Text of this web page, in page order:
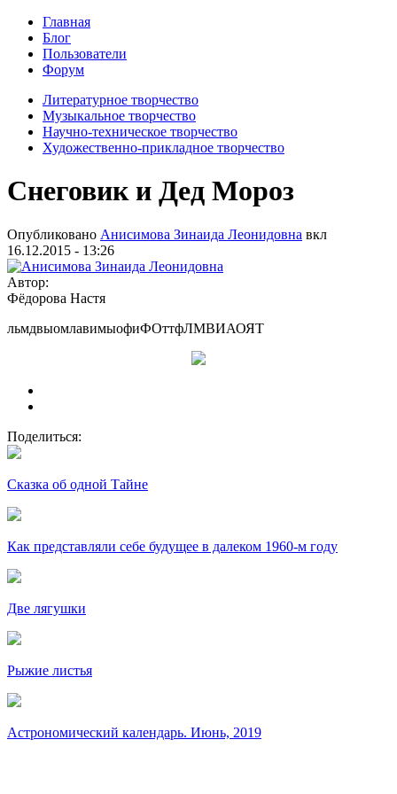
Главная
Блог
Пользователи
Форум
Литературное творчество
Музыкальное творчество
Научно-техническое творчество
Художественно-прикладное творчество
Снеговик и Дед Мороз
Опубликовано Анисимова Зинаида Леонидовна вкл
16.12.2015 - 13:26
Автор:
Фёдорова Настя
льмдвыомлавимыофиФОттфЛМВИАОЯТ
Поделиться:
Сказка об одной Тайне
Как представляли себе будущее в далеком 1960-м году
Две лягушки
Рыжие листья
Астрономический календарь. Июнь, 2019